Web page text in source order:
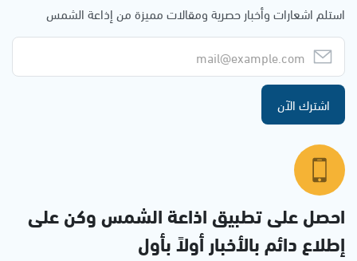
استلم اشعارات وأخبار حصرية ومقالات مميزة من إذاعة الشمس
اشترك الآن
احصل على تطبيق اذاعة الشمس وكن على
إطلاع دائم بالأخبار أولاً بأول